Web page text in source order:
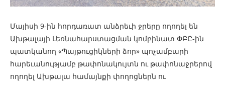
Մայիսի 9-ին հորդառատ անձրեւի ջրերը ողողել են
Ախթալայի Լեռնահարստացման կոմբինատ ՓԲԸ-ին
պատկանող «Պայթուցիկների ձոր» պոչամբարի
հարեւանությամբ թափոնակույտն ու թափոնաջրերով
ողողել Ախթալա համայնքի փողոցներն ու